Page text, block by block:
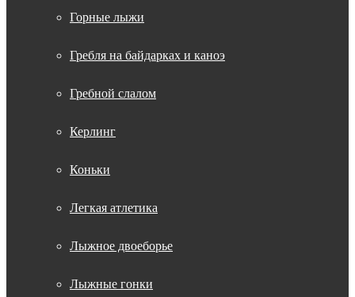
Горные лыжи
Гребля на байдарках и каноэ
Гребной слалом
Керлинг
Коньки
Легкая атлетика
Лыжное двоеборье
Лыжные гонки